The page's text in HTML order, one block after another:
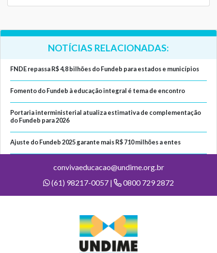
NOTÍCIAS RELACIONADAS:
FNDE repassa R$ 4,8 bilhões do Fundeb para estados e municípios
Fomento do Fundeb à educação integral é tema de encontro
Portaria interministerial atualiza estimativa de complementação
do Fundeb para 2026
Ajuste do Fundeb 2025 garante mais R$ 710 milhões a entes
convivaeducacao@undime.org.br
(61) 98217-0057 |
0800 729 2872